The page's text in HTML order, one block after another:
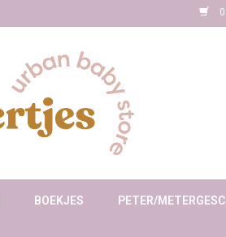
BOEKJES PETER/